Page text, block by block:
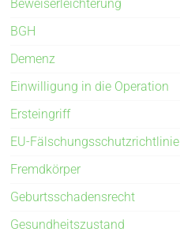
Beweiserleichterung
BGH
Demenz
Einwilligung in die Operation
Ersteingriff
EU-Fälschungsschutzrichtlinie
Fremdkörper
Geburtsschadensrecht
Gesundheitszustand